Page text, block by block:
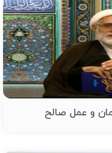
و عمل صالح